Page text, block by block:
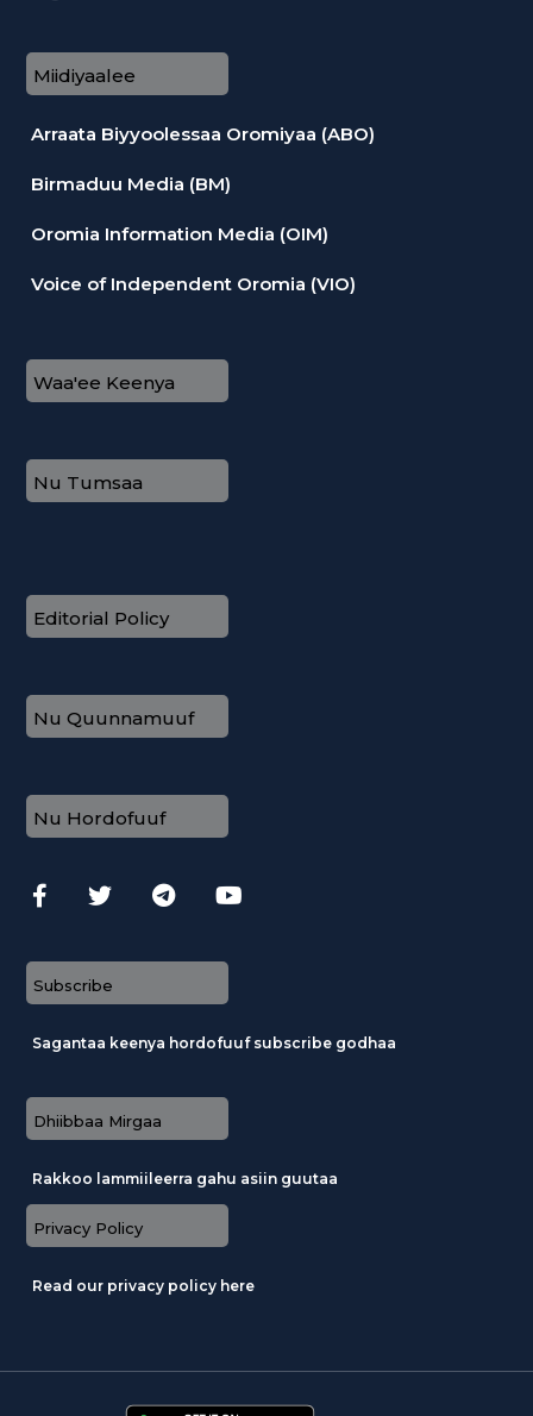
Miidiyaalee
Arraata Biyyoolessaa Oromiyaa (ABO)
Birmaduu Media (BM)
Oromia Information Media (OIM)
Voice of Independent Oromia (VIO)
Waa'ee Keenya
Nu Tumsaa
Editorial Policy
Nu Quunnamuuf
Nu Hordofuuf
Subscribe
Sagantaa keenya hordofuuf subscribe godhaa
Dhiibbaa Mirgaa
Rakkoo lammiileerra gahu asiin guutaa
Privacy Policy
Read our privacy policy here